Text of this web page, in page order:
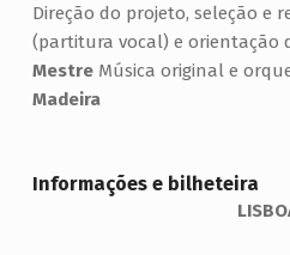
Direção do projeto, seleção e
(partitura vocal) e orientação
Mestre Música original e
Madeira
Informações e bilheteira